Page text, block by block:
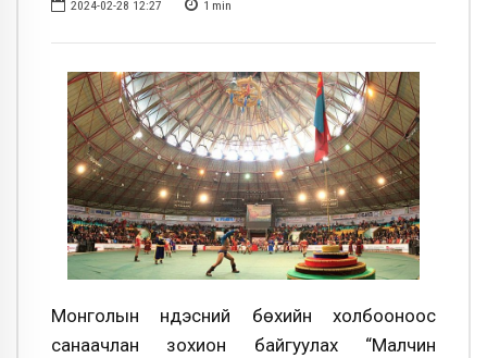
2024-02-28 12:27 1 min
Монголын үндэсний бөхийн холбооноос
санаачлан зохион байгуулах “Малчин